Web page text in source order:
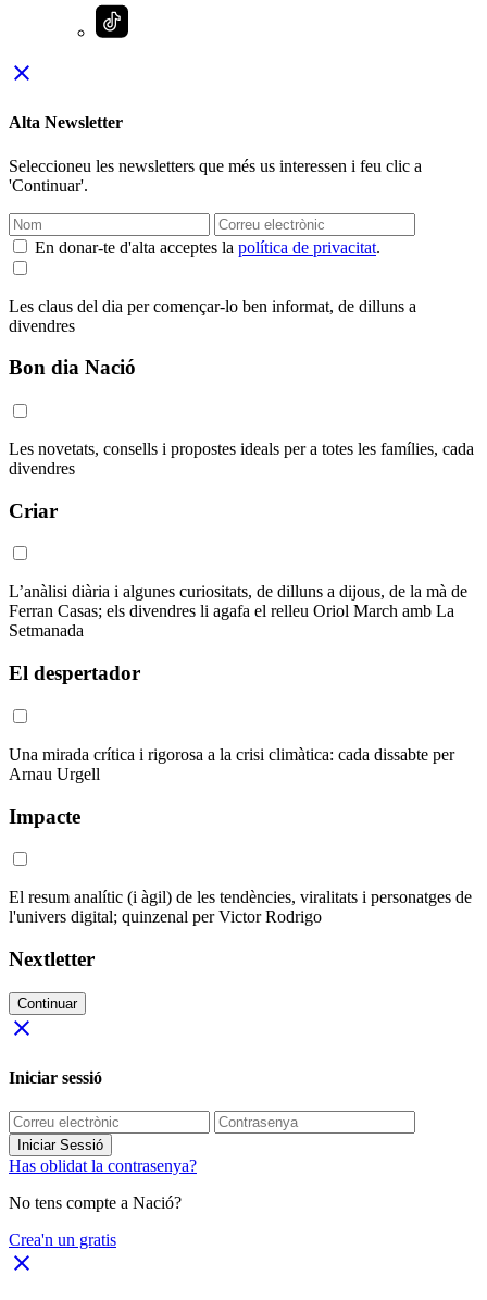
close
Alta Newsletter
Seleccioneu les newsletters que més us interessen i feu clic a
'Continuar'.
En donar-te d'alta acceptes la política de privacitat.
Les claus del dia per començar-lo ben informat, de dilluns a
divendres
Bon dia Nació
Les novetats, consells i propostes ideals per a totes les famílies, cada
divendres
Criar
L’anàlisi diària i algunes curiositats, de dilluns a dijous, de la mà de
Ferran Casas; els divendres li agafa el relleu Oriol March amb La
Setmanada
El despertador
Una mirada crítica i rigorosa a la crisi climàtica: cada dissabte per
Arnau Urgell
Impacte
El resum analític (i àgil) de les tendències, viralitats i personatges de
l'univers digital; quinzenal per Victor Rodrigo
Nextletter
Continuar
close
Iniciar sessió
Iniciar Sessió
Has oblidat la contrasenya?
No tens compte a Nació?
Crea'n un gratis
close